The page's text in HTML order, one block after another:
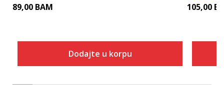
89,00 BAM
Dodajte u korpu
105,00